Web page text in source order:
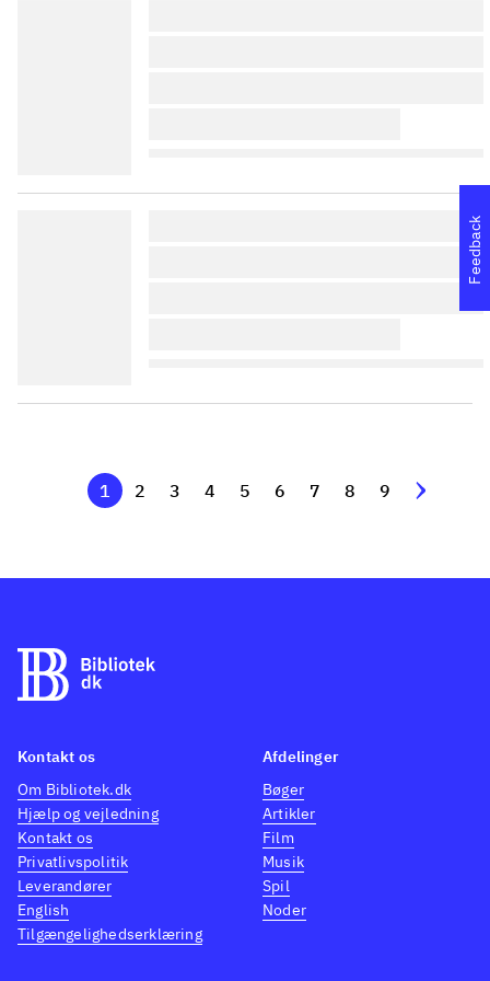
lorem ipsum dolor sit
lorem ipsum dolor sit
1 2 3 4 5 6 7 8 9
Feedback
Kontakt os
Om Bibliotek.dk
Hjælp og vejledning
Kontakt os
Privatlivspolitik
Leverandører
English
Tilgængelighedserklæring
Afdelinger
Bøger
Artikler
Film
Musik
Spil
Noder